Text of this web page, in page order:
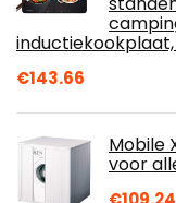
€143.66
Mobile
voor